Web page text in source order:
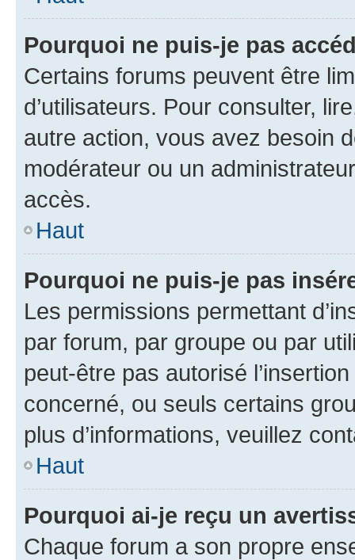
Pourquoi ne puis-je pas
Certains forums peuvent être
d’utilisateurs. Pour consulter,
autre action, vous avez besoin
modérateur ou un
accès.
Haut
Pourquoi ne puis-je pas
Les permissions permettant
par forum, par groupe ou par
peut-être pas autorisé
concerné, ou seuls certains
plus d’informations, veuillez
Haut
Pourquoi ai-je reçu un
Chaque forum a son propre